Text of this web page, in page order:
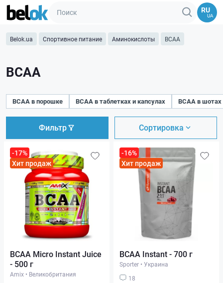
RU
UA
Belok.ua Спортивное питание Аминокислоты BCAA
BCAA
BCAA в порошке BCAA в таблетках и капсулах BCAA в шотах
Фильтр Сортировка
-17%
Хит продаж
BCAA Micro Instant Juice
- 500 г
Amix • Великобритания
-16%
Хит продаж
BCAA Instant - 700 г
Sporter • Украина
18